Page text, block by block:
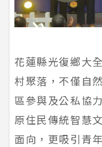
花蓮縣光復鄉大
村聚落，不僅自
區參與及公私協
原住民傳統智慧
面向，更吸引青